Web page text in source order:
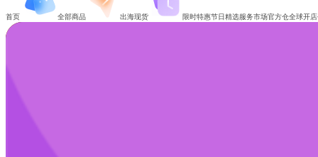
首页 全部商品 出海现货 限时特惠节日精选服务市场官方仓全球开店